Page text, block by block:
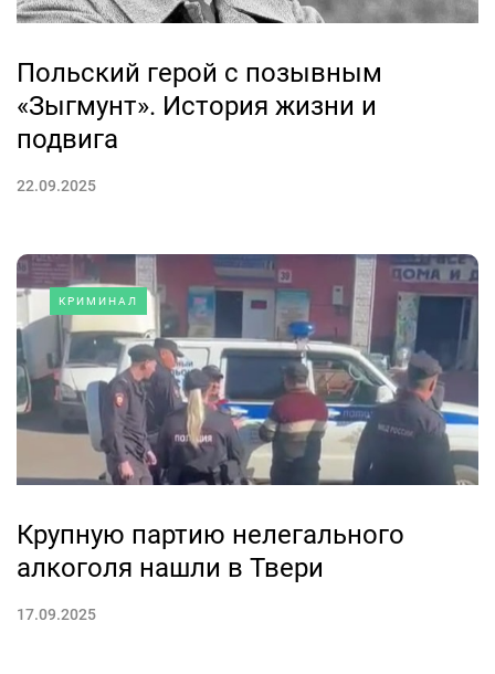
Польский герой с позывным
«Зыгмунт». История жизни и
подвига
22.09.2025
КРИМИНАЛ
Крупную партию нелегального
алкоголя нашли в Твери
17.09.2025